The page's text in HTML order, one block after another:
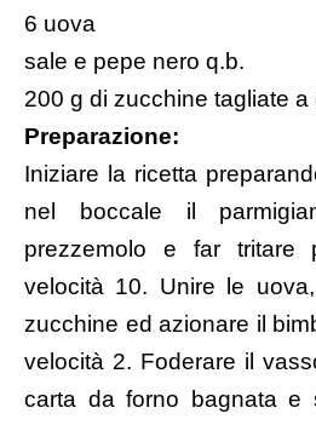
6 uova
sale e pepe nero q.b.
200 g di zucchine tagliate a
Preparazione:
Iniziare la ricetta
nel boccale il
prezzemolo e far
velocità 10. Unire le
zucchine ed azionare il
velocità 2. Foderare il
carta da forno bagnata e